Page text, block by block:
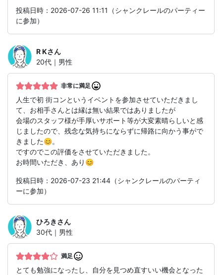
投稿日時：2026-07-26 11:11（シャンクレールのパーティー
に参加）
R Kさん
20代｜男性
非常に満足
人生で初 街コンというイベントを参加させていただきまし
て、お相手さんとは縁は無い結果ではありましたが
会場のスタッフ様が手厚いサポート等が大変素晴らしいと感
じましたので、残念な気持ちにならずに帰路に向かう事がで
きました😊。
ですのでこの評価をさせていただきました。
お時間いただき、あり😊
投稿日時：2026-07-23 21:44（シャンクレールのパーティ
ーに参加）
ひろきさん
30代｜男性
満足
とても勉強になったし、自分を見つめ直すいい機会となった